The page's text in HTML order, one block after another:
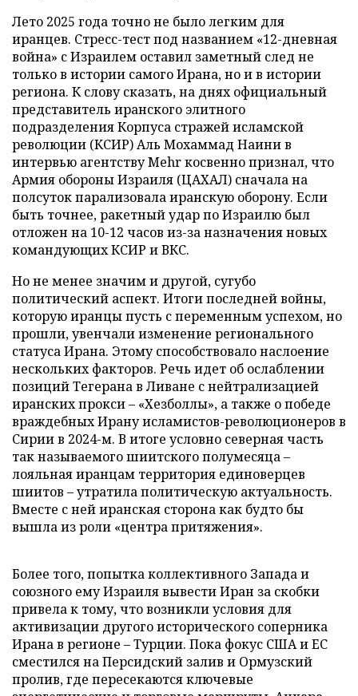
Лето 2025 года точно не было легким для
иранцев. Стресс-тест под названием «12-дневная
война» с Израилем оставил заметный след не
только в истории самого Ирана, но и в истории
региона. К слову сказать, на днях официальный
представитель иранского элитного
подразделения Корпуса стражей исламской
революции (КСИР) Аль Мохаммад Наини в
интервью агентству Mehr косвенно признал, что
Армия обороны Израиля (ЦАХАЛ) сначала на
полсуток парализовала иранскую оборону. Если
быть точнее, ракетный удар по Израилю был
отложен на 10-12 часов из-за назначения новых
командующих КСИР и ВКС.
Но не менее значим и другой, сугубо
политический аспект. Итоги последней войны,
которую иранцы пусть с переменным успехом, но
прошли, увенчали изменение регионального
статуса Ирана. Этому способствовало наслоение
нескольких факторов. Речь идет об ослаблении
позиций Тегерана в Ливане с нейтрализацией
иранских прокси – «Хезболлы», а также о победе
враждебных Ирану исламистов-революционеров в
Сирии в 2024-м. В итоге условно северная часть
так называемого шиитского полумесяца –
лояльная иранцам территория единоверцев
шиитов – утратила политическую актуальность.
Вместе с ней иранская сторона как будто бы
вышла из роли «центра притяжения».
Более того, попытка коллективного Запада и
союзного ему Израиля вывести Иран за скобки
привела к тому, что возникли условия для
активизации другого исторического соперника
Ирана в регионе – Турции. Пока фокус США и ЕС
сместился на Персидский залив и Ормузский
пролив, где пересекаются ключевые